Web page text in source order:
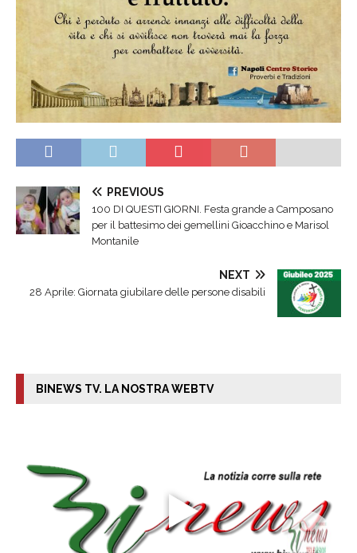
PREVIOUS
100 DI QUESTI GIORNI. Festa grande a Camposano
per il battesimo dei gemellini Gioacchino e Marisol
Montanile
NEXT
28 Aprile: Giornata giubilare delle persone disabili
BINEWS TV. LA NOSTRA WEBTV